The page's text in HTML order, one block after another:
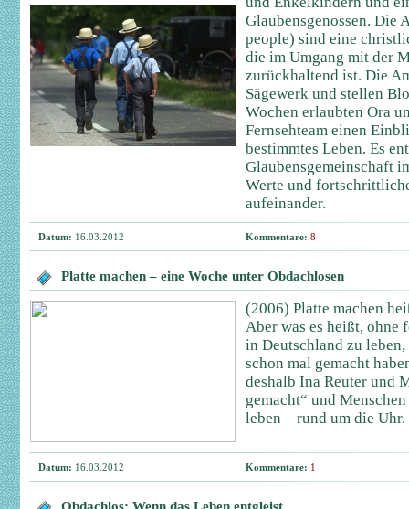
Glaubensgenossen. Die
people) sind eine
die im Umgang mit der
zurückhaltend ist. Die
Sägewerk und stellen
Wochen erlaubten Ora
Fernsehteam einen
bestimmtes Leben. Es
Glaubensgemeinschaft
Werte und
aufeinander.
Datum: 16.03.2012 Kommentare: 8
Platte machen – eine Woche unter Obdachlosen
(2006) Platte machen
Aber was es heißt, ohne
in Deutschland zu
schon mal gemacht
deshalb Ina Reuter und
gemacht“ und
leben – rund um die Uhr.
Datum: 16.03.2012 Kommentare: 1